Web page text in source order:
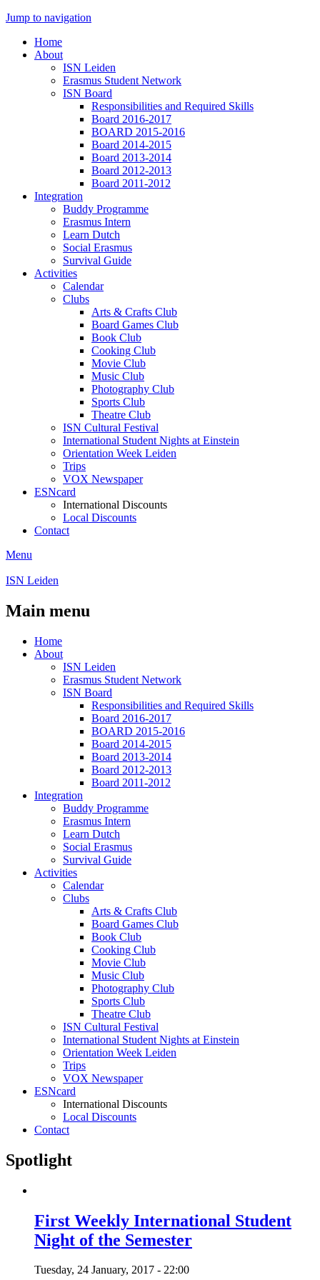
Jump to navigation
Home
About
ISN Leiden
Erasmus Student Network
ISN Board
Responsibilities and Required Skills
Board 2016-2017
BOARD 2015-2016
Board 2014-2015
Board 2013-2014
Board 2012-2013
Board 2011-2012
Integration
Buddy Programme
Erasmus Intern
Learn Dutch
Social Erasmus
Survival Guide
Activities
Calendar
Clubs
Arts & Crafts Club
Board Games Club
Book Club
Cooking Club
Movie Club
Music Club
Photography Club
Sports Club
Theatre Club
ISN Cultural Festival
International Student Nights at Einstein
Orientation Week Leiden
Trips
VOX Newspaper
ESNcard
International Discounts
Local Discounts
Contact
Menu
ISN Leiden
Main menu
Home
About
ISN Leiden
Erasmus Student Network
ISN Board
Responsibilities and Required Skills
Board 2016-2017
BOARD 2015-2016
Board 2014-2015
Board 2013-2014
Board 2012-2013
Board 2011-2012
Integration
Buddy Programme
Erasmus Intern
Learn Dutch
Social Erasmus
Survival Guide
Activities
Calendar
Clubs
Arts & Crafts Club
Board Games Club
Book Club
Cooking Club
Movie Club
Music Club
Photography Club
Sports Club
Theatre Club
ISN Cultural Festival
International Student Nights at Einstein
Orientation Week Leiden
Trips
VOX Newspaper
ESNcard
International Discounts
Local Discounts
Contact
Spotlight
First Weekly International Student
Night of the Semester
Tuesday, 24 January, 2017 - 22:00